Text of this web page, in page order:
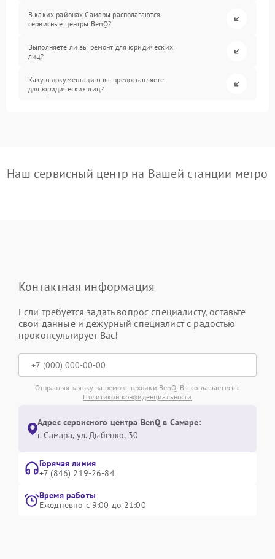
В каких районах Самары располагаются
сервисные центры BenQ?
Выполняете ли вы ремонт для юридических
лиц?
Какую документацию вы предоставляете
для юридических лиц?
Наш сервисный центр на Вашей станции метро
Контактная информация
Если требуется задать вопрос специалисту, оставьте
свои данные и дежурный специалист с радостью
проконсультирует Вас!
Отправляя заявку на ремонт техники BenQ, Вы соглашаетесь с
Политикой конфиденциальности
Адрес сервисного центра BenQ в Самаре:
г. Самара, ул. Дыбенко, 30
Горячая линия
+7 (846) 219-26-84
Время работы
Ежедневно с 9:00 до 21:00